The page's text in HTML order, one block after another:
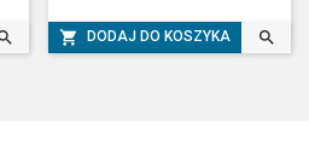
 DODAJ DO KOSZYKA 